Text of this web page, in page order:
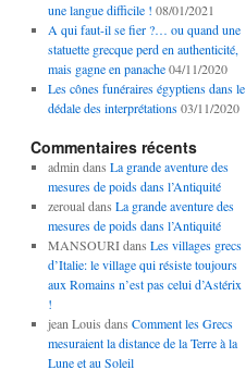
une langue difficile ! 08/01/2021
A qui faut-il se fier ?… ou quand une
statuette grecque perd en authenticité,
mais gagne en panache 04/11/2020
Les cônes funéraires égyptiens dans le
dédale des interprétations 03/11/2020
Commentaires récents
admin dans La grande aventure des
mesures de poids dans l’Antiquité
zeroualdans La grande aventure des
mesures de poids dans l’Antiquité
MANSOURIdans Les villages grecs
d’Italie: le village qui résiste toujours
aux Romains n’est pas celui d’Astérix
!
jean Louis dans Comment les Grecs
mesuraient la distance de la Terre à la
Lune et au Soleil